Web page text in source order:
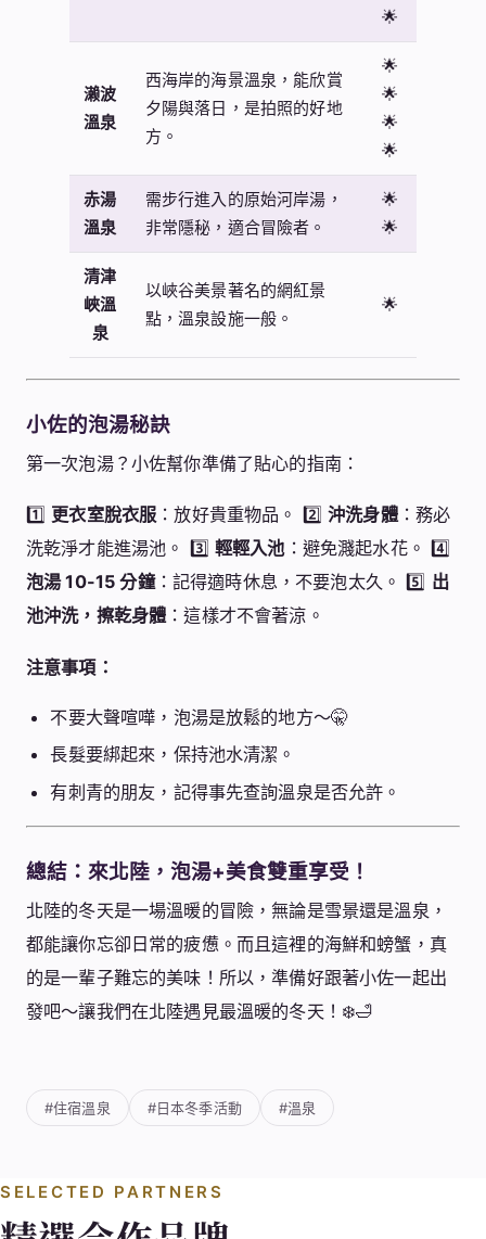
🌟
濑波
溫泉
西海岸的海景溫泉，能欣賞
夕陽與落日，是拍照的好地
方。
🌟
🌟
🌟
🌟
赤湯
溫泉
需步行進入的原始河岸湯，
非常隱秘，適合冒險者。
🌟
🌟
清津
峽溫
泉
以峽谷美景著名的網紅景
點，溫泉設施一般。
🌟
小佐的泡湯秘訣
第一次泡湯？小佐幫你準備了貼心的指南：
1️⃣ 更衣室脫衣服 ：放好貴重物品。 2️⃣沖洗身體：務必
洗乾淨才能進湯池。 3️⃣ 輕輕入池：避免濺起水花。 4️⃣
泡湯 10-15 分鐘：記得適時休息，不要泡太久。 5️⃣ 出
池沖洗，擦乾身體：這樣才不會著涼。
注意事項：
不要大聲喧嘩，泡湯是放鬆的地方～🤫
長髮要綁起來，保持池水清潔。
有刺青的朋友，記得事先查詢溫泉是否允許。
總結：來北陸，泡湯+美食雙重享受！
北陸的冬天是一場溫暖的冒險，無論是雪景還是溫泉，
都能讓你忘卻日常的疲憊。而且這裡的海鮮和螃蟹，真
的是一輩子難忘的美味！所以，準備好跟著小佐一起出
發吧～讓我們在北陸遇見最溫暖的冬天！❄️🛁
#住宿溫泉 #日本冬季活動 #溫泉
SELECTED PARTNERS